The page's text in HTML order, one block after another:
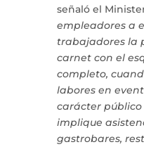
señaló el
empleadores a
trabajadores la
carnet con el
completo,
labores en
carácter
implique
gastrobares,